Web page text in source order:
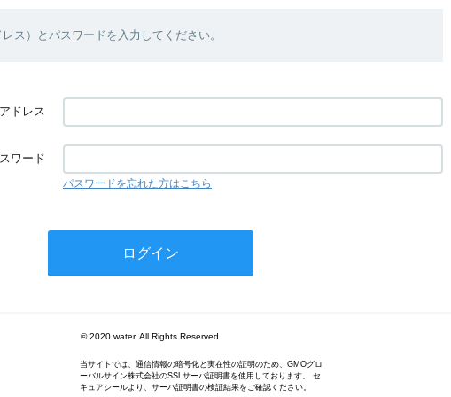
ス）とパスワードを入力してください。
ドレス
ワード
パスワードを忘れた方はこちら
© 2020 water, All Rights Reserved.
当サイトでは、通信情報の暗号化と実在性の証明のため、GMOグロ
ーバルサイン株式会社のSSLサーバ証明書を使用しております。 セ
キュアシールより、サーバ証明書の検証結果をご確認ください。